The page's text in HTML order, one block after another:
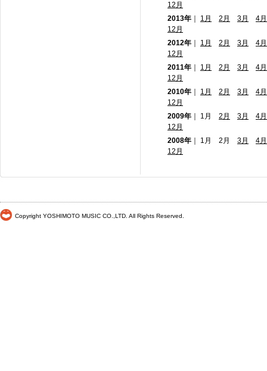
12月
2013年
1月 2月 3月
4月
12月
2012年
1月 2月 3月
4月
12月
2011年
1月 2月 3月
4月
12月
2010年
1月 2月 3月
4月
12月
2009年 ｜ 1月 2月 3月
4月
12月
2008年 ｜ 1月 2月 3月
4月
12月
Copyright YOSHIMOTO MUSIC CO.,LTD. All Rights Reserved.